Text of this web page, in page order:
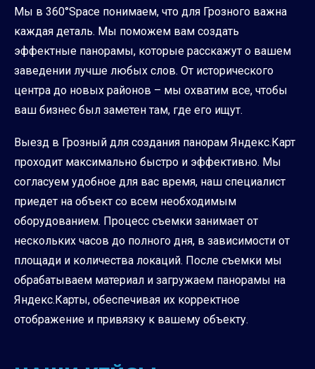
Мы в 360°Space понимаем, что для Грозного важна
каждая деталь. Мы поможем вам создать
эффектные панорамы, которые расскажут о вашем
заведении лучше любых слов. От исторического
центра до новых районов – мы охватим все, чтобы
ваш бизнес был заметен там, где его ищут.
Выезд в Грозный для создания панорам Яндекс.Карт
проходит максимально быстро и эффективно. Мы
согласуем удобное для вас время, наш специалист
приедет на объект со всем необходимым
оборудованием. Процесс съемки занимает от
нескольких часов до полного дня, в зависимости от
площади и количества локаций. После съемки мы
обрабатываем материал и загружаем панорамы на
Яндекс.Карты, обеспечивая их корректное
отображение и привязку к вашему объекту.